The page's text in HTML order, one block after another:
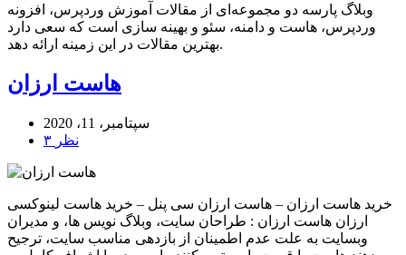
وبلاگ پارسه دو مجموعه‌ای از مقالات آموزش وردپرس، افزونه
وردپرس، هاست و دامنه، سئو و بهینه سازی است که سعی دارد
بهترین مقالات در این زمینه ارائه دهد.
هاست ارزان
سپتامبر، 11، 2020
۳ نظر
خرید هاست ارزان – هاست ارزان سی پنل – خرید هاست لینوکسی
ارزان هاست ارزان : طراحان سایت، وبلاگ نویس ها، و مدیران
وبسایت به علت عدم اطمینان از بازدهی مناسب سایت، ترجیح